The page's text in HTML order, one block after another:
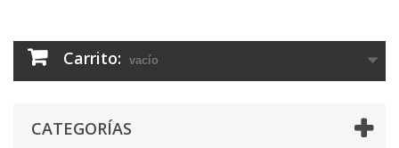
Carrito: vacío
CATEGORÍAS